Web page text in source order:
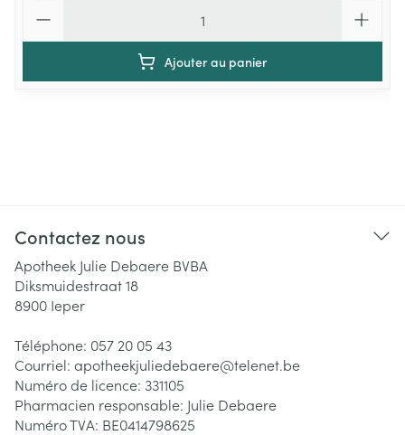
Ajouter au panier
Contactez nous
Apotheek Julie Debaere BVBA
Diksmuidestraat 18
8900 Ieper
Téléphone: 057 20 05 43
Courriel: apotheekjuliedebaere@telenet.be
Numéro de licence: 331105
Pharmacien responsable: Julie Debaere
Numéro TVA: BE0414798625